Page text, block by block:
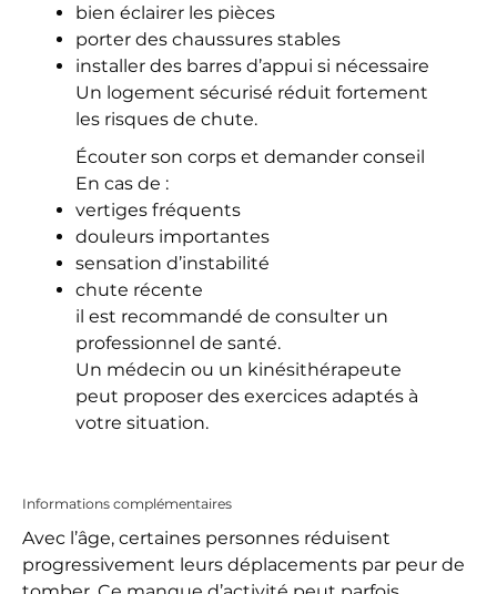
bien éclairer les pièces
porter des chaussures stables
installer des barres d’appui si nécessaire
Un logement sécurisé réduit fortement
les risques de chute.
Écouter son corps et demander conseil
En cas de :
vertiges fréquents
douleurs importantes
sensation d’instabilité
chute récente
il est recommandé de consulter un
professionnel de santé.
Un médecin ou un kinésithérapeute
peut proposer des exercices adaptés à
votre situation.
Informations complémentaires
Avec l’âge, certaines personnes réduisent
progressivement leurs déplacements par peur de